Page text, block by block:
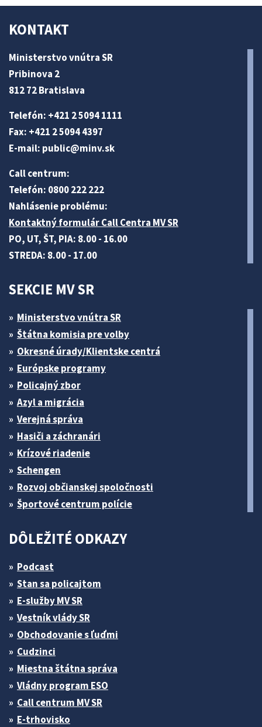
KONTAKT
Ministerstvo vnútra SR
Pribinova 2
812 72 Bratislava
Telefón: +421 2 5094 1111
Fax: +421 2 5094 4397
E-mail: public@minv.sk
Call centrum:
Telefón: 0800 222 222
Nahlásenie problému:
Kontaktný formulár Call Centra MV SR
PO, UT, ŠT, PIA: 8.00 - 16.00
STREDA: 8.00 - 17.00
SEKCIE MV SR
Ministerstvo vnútra SR
Štátna komisia pre volby
Okresné úrady/Klientske centrá
Európske programy
Policajný zbor
Azyl a migrácia
Verejná správa
Hasiči a záchranári
Krízové riadenie
Schengen
Rozvoj občianskej spoločnosti
Športové centrum polície
DÔLEŽITÉ ODKAZY
Podcast
Stan sa policajtom
E-služby MV SR
Vestník vlády SR
Obchodovanie s ľuďmi
Cudzinci
Miestna štátna správa
Vládny program ESO
Call centrum MV SR
E-trhovisko